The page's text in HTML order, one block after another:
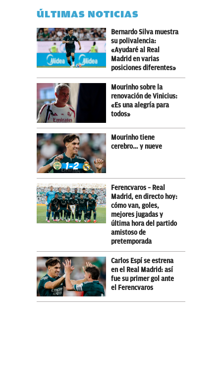
ÚLTIMAS NOTICIAS
Bernardo Silva muestra
su polivalencia:
«Ayudaré al Real
Madrid en varias
posiciones diferentes»
Mourinho sobre la
renovación de Vinicius:
«Es una alegría para
todos»
Mourinho tiene
cerebro… y nueve
Ferencvaros – Real
Madrid, en directo hoy:
cómo van, goles,
mejores jugadas y
última hora del partido
amistoso de
pretemporada
Carlos Espí se estrena
en el Real Madrid: así
fue su primer gol ante
el Ferencvaros